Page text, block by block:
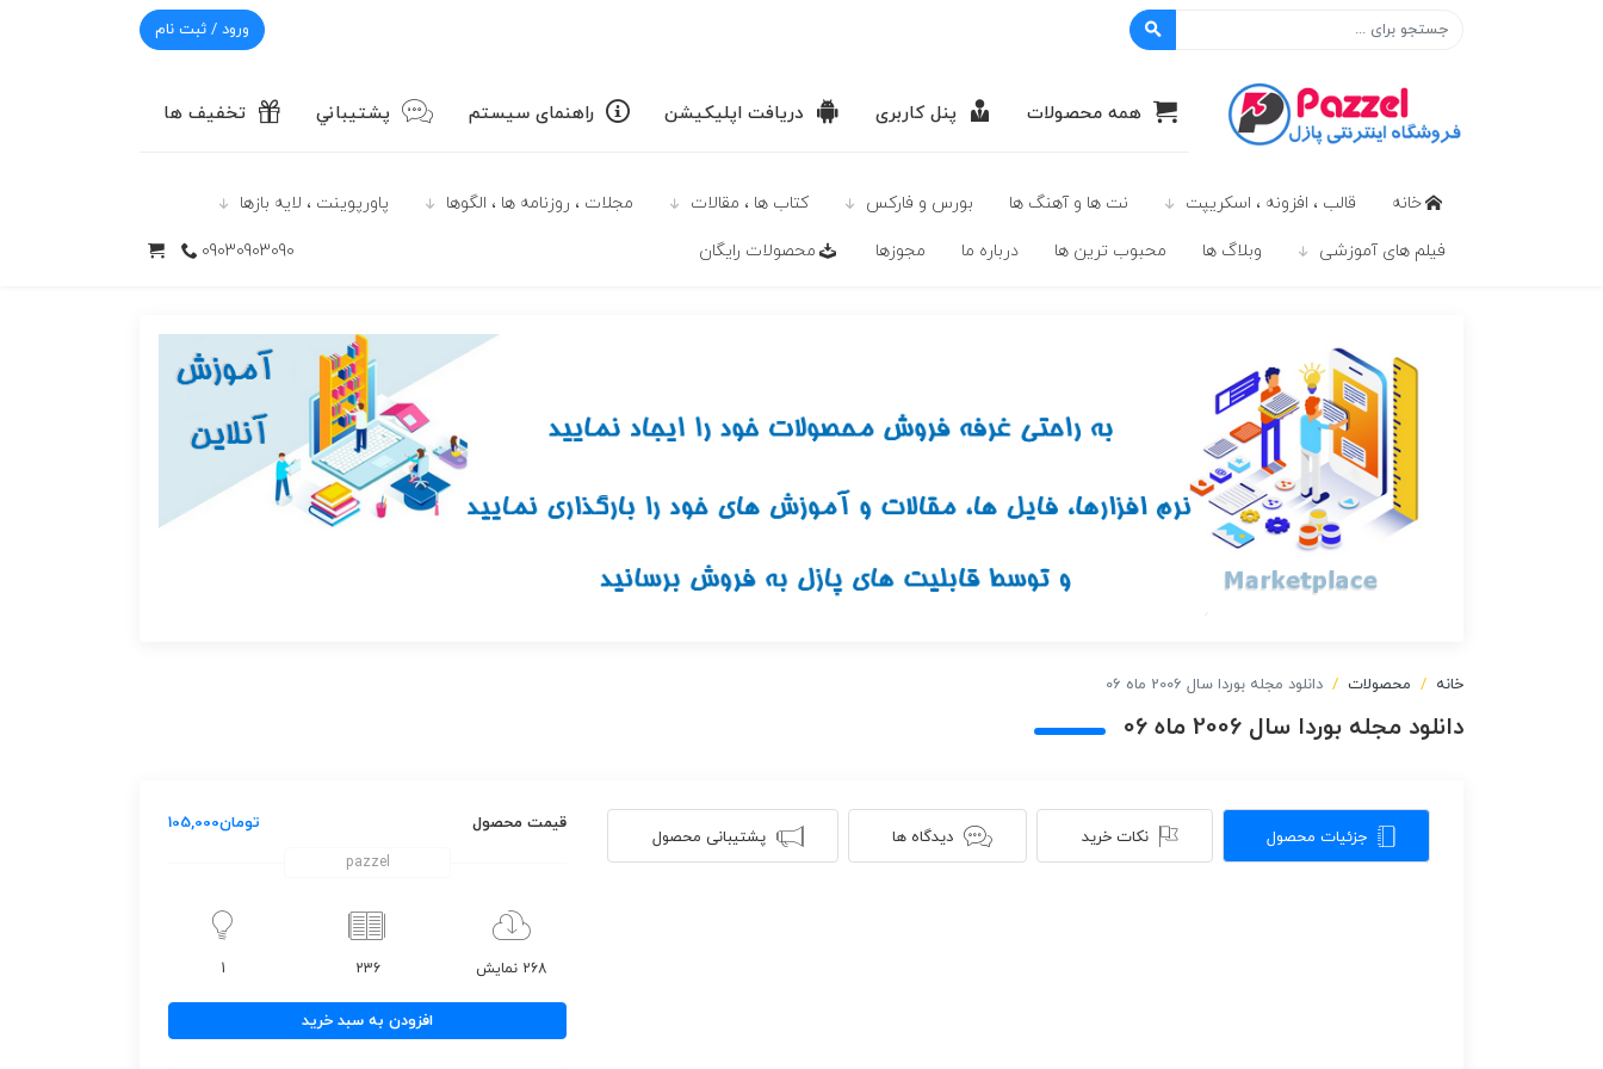
ورود / ثبت نام
همه محصولات پنل کاربری دریافت اپلیکیشن راهنمای سیستم پشتيباني تخفیف ها
خانه قالب ، افزونه ، اسکریپت نت ها و آهنگ ها بورس و فارکس كتاب ها ، مقالات مجلات ، روزنامه ها ، الگوها پاورپوينت ، لایه بازها
فیلم های آموزشی وبلاگ ها محبوب ترين ها درباره ما مجوزها محصولات رايگان 09030903090
خانه محصولات دانلود مجله بوردا سال 2006 ماه 06
دانلود مجله بوردا سال 2006 ماه 06
جزئیات محصول نکات خرید دیدگاه ها پشتیبانی محصول
قیمت محصول تومان105,000
pazzel
268 نمایش 236
1
مجله
افزودن به سبد خرید